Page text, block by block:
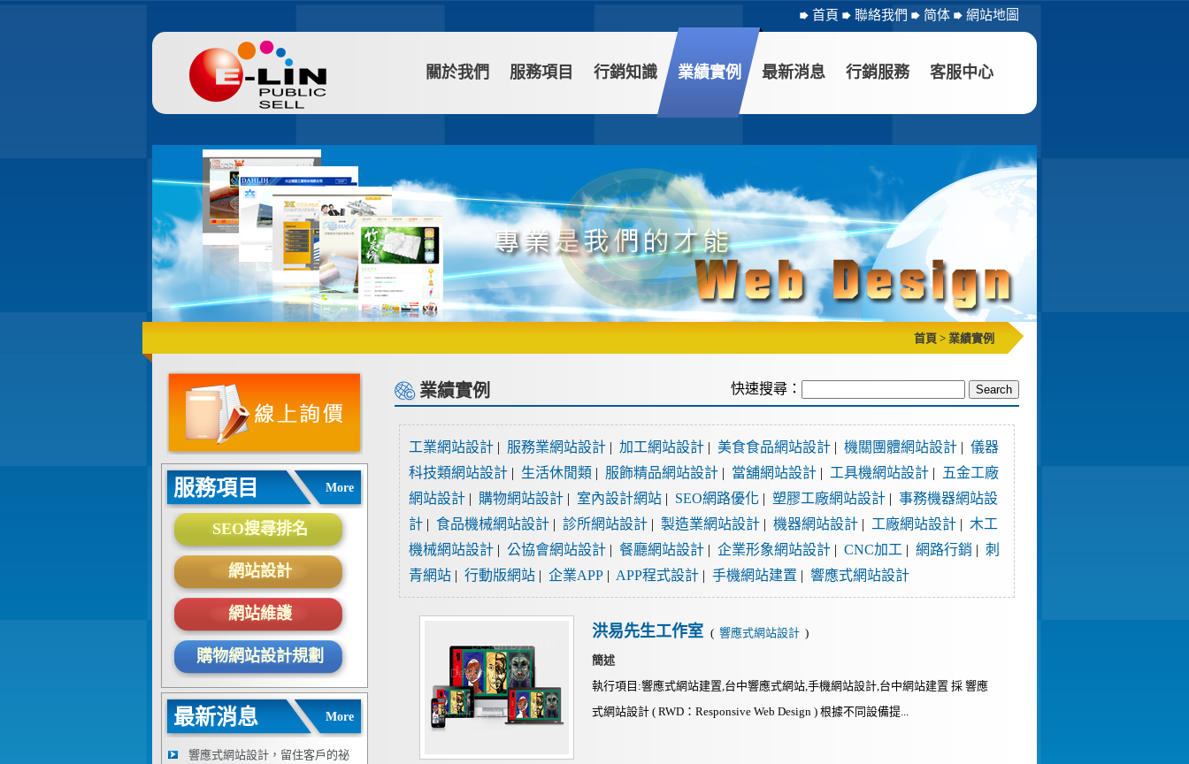
首頁 聯絡我們 简体 網站地圖
關於我們 服務項目 行銷知識 業績實例 最新消息 行銷服務 客服中心
首頁 > 業績實例
服務項目 More
SEO搜尋排名
網站設計
網站維護
購物網站設計規劃
最新消息 More
響應式網站設計，留住客戶的祕
業績實例 快速搜尋：
工業網站設計 | 服務業網站設計 | 加工網站設計 | 美食食品網站設計 | 機關團體網站設計 | 儀器
科技類網站設計 | 生活休閒類 | 服飾精品網站設計 | 當舖網站設計 | 工具機網站設計 |
五金工廠
網站設計 | 購物網站設計 | 室內設計網站 | SEO網路優化 | 塑膠工廠網站設計 | 事務機器網站設
計 | 食品機械網站設計 | 診所網站設計 | 製造業網站設計 | 機器網站設計 | 工廠網站設計 | 木工
機械網站設計 | 公協會網站設計 | 餐廳網站設計 | 企業形象網站設計 | CNC加工 | 網路行銷 | 刺
青網站 | 行動版網站 | 企業APP | APP程式設計 | 手機網站建置 | 響應式網站設計
洪易先生工作室 ( 響應式網站設計 )
簡述
執行項目:響應式網站建置,台中響應式網站,手機網站設計,台中網站建置 採 響應
式網站設計 ( RWD：Responsive Web Design ) 根據不同設備提...